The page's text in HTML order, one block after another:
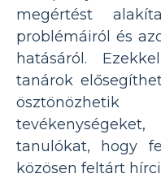
megértést
problémáiról és
hatásáról.
tanárok
tanulókat, hogy
közösen feltárt